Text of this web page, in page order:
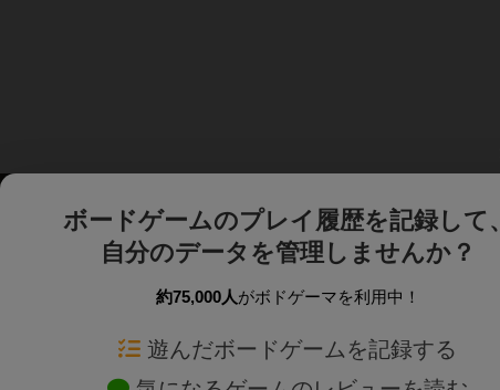
ボードゲームのプレイ履歴を記録して、
自分のデータを管理しませんか？
約75,000人がボドゲーマを利用中！
遊んだボードゲームを記録する